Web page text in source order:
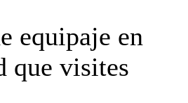
equipaje en
que visites